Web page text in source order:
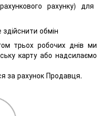
рахунку) для
обмін
трьох робочих днів ми
карту або надсилаємо
за рахунок Продавця.